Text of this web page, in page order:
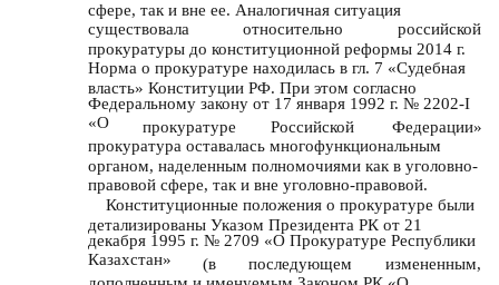
сфере, так и вне ее. Аналогичная ситуация
существовала
относительно
российской
прокуратуры до конституционной реформы 2014 г.
Норма о прокуратуре находилась в гл. 7 «Судебная
власть» Конституции РФ. При этом согласно
Федеральному закону от 17 января 1992 г. № 2202-I
«О
прокуратуре Российской
Федерации»
прокуратура оставалась многофункциональным
органом, наделенным полномочиями как в уголовно-
правовой сфере, так и вне уголовно-правовой.
Конституционные положения о прокуратуре были
детализированы Указом Президента РК от 21
декабря 1995 г. № 2709 «О Прокуратуре Республики
Казахстан»
(в последующем
измененным,